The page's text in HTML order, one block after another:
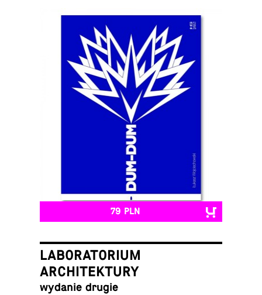
79 PLN
LABORATORIUM
ARCHITEKTURY
wydanie drugie